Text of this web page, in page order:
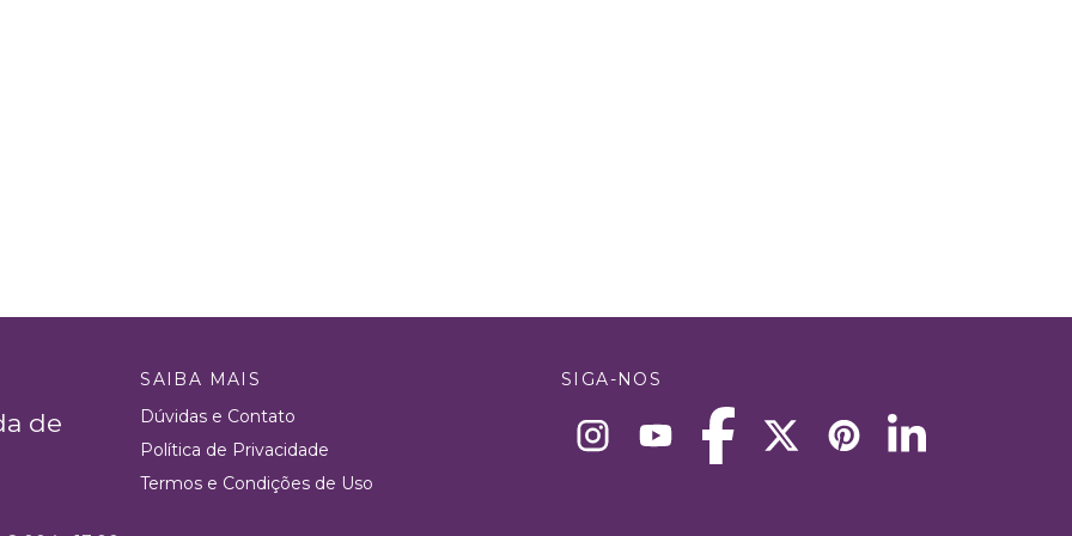
de
SAIBA MAIS
Dúvidas e Contato
Política de Privacidade
Termos e Condições de Uso
SIGA-NOS